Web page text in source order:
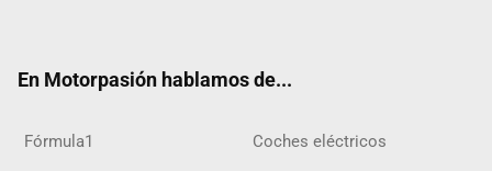
En Motorpasión hablamos de...
Fórmula1 Coches eléctricos